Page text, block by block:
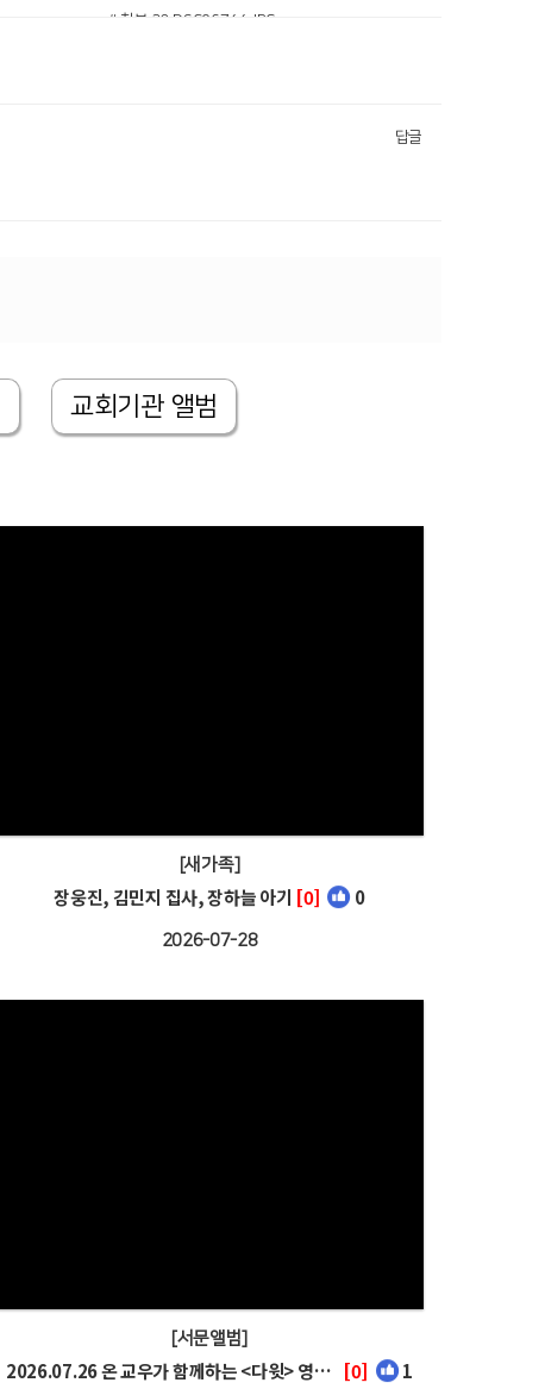
# 첨부 32.DSC06744.JPG
답글
교회기관 앨범
[새가족]
장웅진, 김민지 집사, 장하늘 아기 [0] 0
2026-07-28
[서문앨범]
2026.07.26 온 교우가 함께하는 <다윗> 영화관람 [0] 1